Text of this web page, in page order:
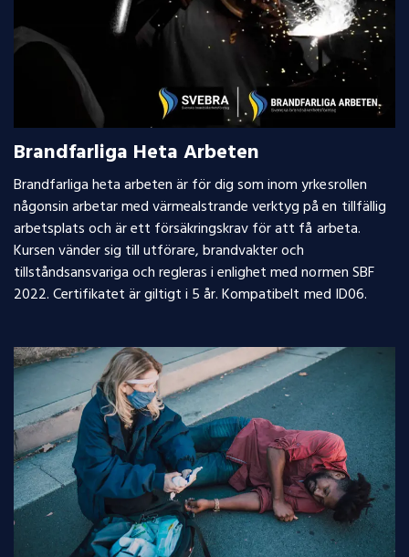
Brandfarliga Heta Arbeten
Brandfarliga heta arbeten är för dig som inom yrkesrollen
någonsin arbetar med värmealstrande verktyg på en tillfällig
arbetsplats och är ett försäkringskrav för att få arbeta.
Kursen vänder sig till utförare, brandvakter och
tillståndsansvariga och regleras i enlighet med normen SBF
2022. Certifikatet är giltigt i 5 år. Kompatibelt med ID06.